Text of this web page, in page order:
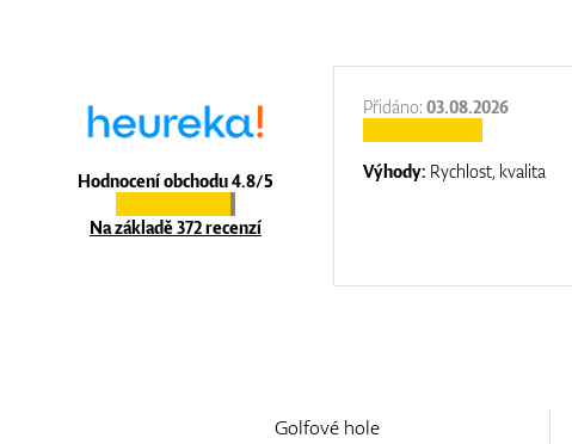
Hodnocení obchodu 4.8/5
Na základě 372 recenzí
Přidáno:03.08.2026
Výhody: Rychlost, kvalita
Golfové hole